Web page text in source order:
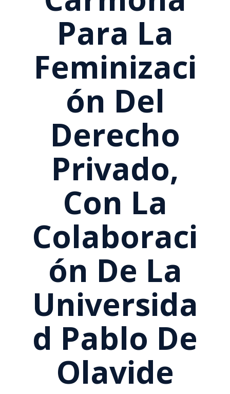
Para La
Feminizaci
Ón Del
Derecho
Privado,
Con La
Colaboraci
Ón De La
Universida
D Pablo De
Olavide